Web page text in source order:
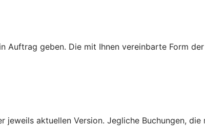
Auftrag geben. Die mit Ihnen vereinbarte Form
aktuellen Version. Jegliche Buchungen, die